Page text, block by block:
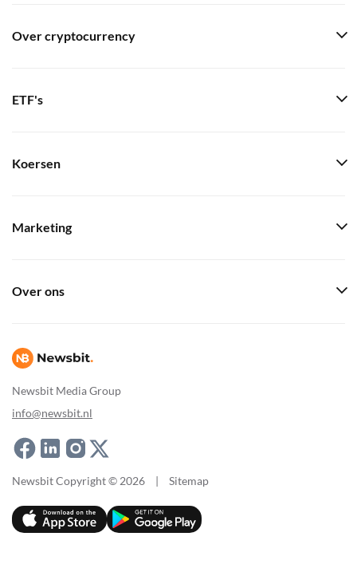
Newsbit Media Group
info@newsbit.nl
Over cryptocurrency
ETF's
Koersen
Marketing
Over ons
Newsbit Copyright © 2026 | Sitemap